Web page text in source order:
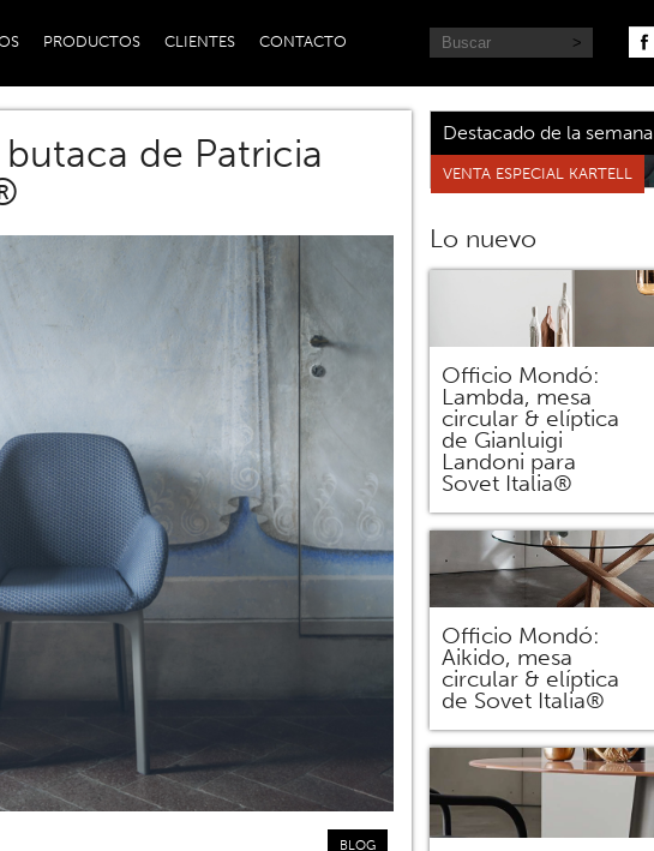
PRODUCTOS CLIENTES CONTACTO
de Patricia
BLOG
Destacado de la semana
VENTA ESPECIAL KARTELL
Lo nuevo
Officio Mondó:
Lambda, mesa
circular & elíptica
de Gianluigi
Landoni para
Sovet Italia®
Officio Mondó:
Aikido, mesa
circular & elíptica
de Sovet Italia®